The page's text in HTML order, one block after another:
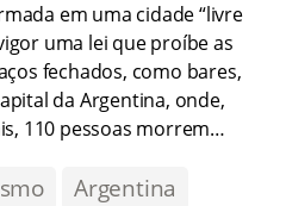
em uma cidade “livre
uma lei que proíbe as
fechados, como bares,
da Argentina, onde,
110 pessoas morrem…
Argentina